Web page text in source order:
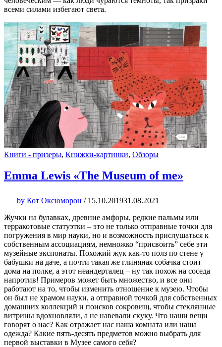
всеми силами избегают света.
Книги - призеры, Книжки-картинки, Обзоры
Emma Lewis «The Museum of me»
by Кот Оксюморон / 15.10.201931.08.2021
Жучки на булавках, древние амфоры, редкие пальмы или
терракотовые статуэтки – это не только отправные точки для
погружения в мир науки, но и возможность прислушаться к
собственным ассоциациям, немножко “присвоить” себе эти
музейные экспонаты. Похожий жук как-то полз по стене у
бабушки на даче, а почти такая же глиняная собачка стоит
дома на полке, а этот неандерталец – ну так похож на соседа
напротив! Примеров может быть множество, и все они
работают на то, чтобы изменить отношение к музею. Чтобы
он был не храмом науки, а отправной точкой для собственных
домашних коллекций и поисков сокровищ, чтобы стеклянные
витрины вдохновляли, а не навевали скуку. Что наши вещи
говорят о нас? Как отражает нас наша комната или наша
одежда? Какие пять-десять предметов можно выбрать для
первой выставки в Музее самого себя?